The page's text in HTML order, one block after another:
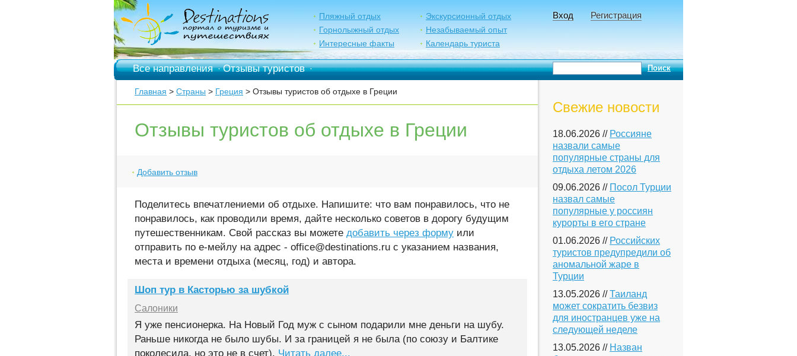
Пляжный отдых
Экскурсионный отдых
Горнолыжный отдых
Незабываемый опыт
Интересные факты
Календарь туриста
Вход Регистрация
Все направления·Отзывы туристов·
Главная > Страны > Греция > Отзывы туристов об отдыхе в Греции
Отзывы туристов об отдыхе в Греции
Добавить отзыв
Поделитесь впечатлениеми об отдыхе. Напишите: что вам понравилось, что не
понравилось, как проводили время, дайте несколько советов в дорогу будущим
путешественникам. Свой рассказ вы можете добавить через форму или
отправить по е-мейлу на адрес - office@destinations.ru c указанием названия,
места и времени отдыха (месяц, год) и автора.
Шоп тур в Касторью за шубкой
Салоники
Я уже пенсионерка. На Новый Год муж с сыном подарили мне деньги на шубу.
Раньше никогда не было шубы. И за границей я не была (по союзу и Балтике
поколесила, но это не в счет). Читать далее...
Свежие новости
18.06.2026 // Россияне
назвали самые
популярные страны для
отдыха летом 2026
09.06.2026 // Посол Турции
назвал самые
популярные у россиян
курорты в его стране
01.06.2026 // Российских
туристов предупредили об
аномальной жаре в
Турции
13.05.2026 //Таиланд
может сократить безвиз
для иностранцев уже на
следующей неделе
13.05.2026 // Назван